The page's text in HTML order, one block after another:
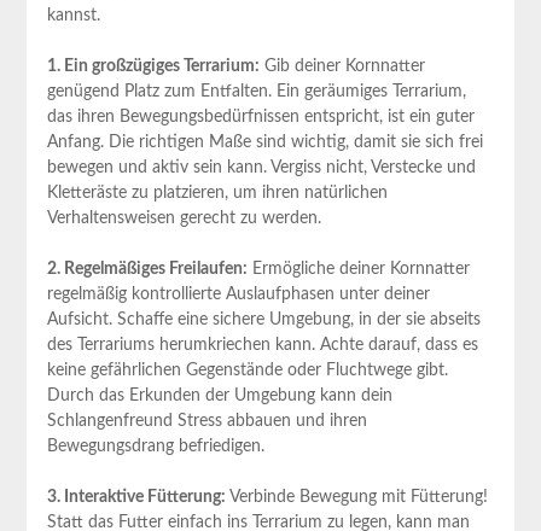
kannst.
1. Ein großzügiges Terrarium: Gib deiner Kornnatter
genügend Platz zum Entfalten. Ein geräumiges Terrarium,
das ihren Bewegungsbedürfnissen entspricht, ist ein guter
Anfang. Die richtigen Maße sind wichtig, damit sie sich frei
bewegen und aktiv sein kann. Vergiss nicht, Verstecke und
Kletteräste zu platzieren, um ihren natürlichen
Verhaltensweisen gerecht zu werden.
2. Regelmäßiges Freilaufen: Ermögliche deiner Kornnatter
regelmäßig kontrollierte Auslaufphasen unter deiner
Aufsicht. Schaffe eine sichere Umgebung, in der sie abseits
des Terrariums herumkriechen kann. Achte darauf, dass es
keine gefährlichen Gegenstände oder Fluchtwege gibt.
Durch das Erkunden der Umgebung kann dein
Schlangenfreund Stress abbauen und ihren
Bewegungsdrang befriedigen.
3. Interaktive Fütterung: Verbinde Bewegung mit Fütterung!
Statt das Futter einfach ins Terrarium zu legen, kann man